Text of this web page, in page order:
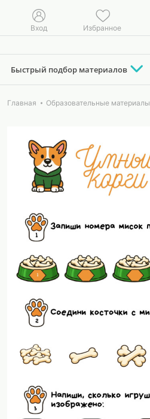
Вход Избранное
Быстрый подбор материалов
Главная Образовательные материалы